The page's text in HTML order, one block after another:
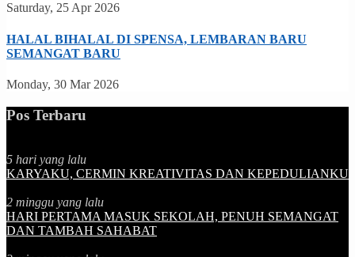
Saturday, 25 Apr 2026
HALAL BIHALAL DI SPENSA, LEMBARAN BARU
SEMANGAT BARU
Monday, 30 Mar 2026
Pos Terbaru
5 hari yang lalu
KARYAKU, CERMIN KREATIVITAS DAN KEPEDULIANKU
2 minggu yang lalu
HARI PERTAMA MASUK SEKOLAH, PENUH SEMANGAT
DAN TAMBAH SAHABAT